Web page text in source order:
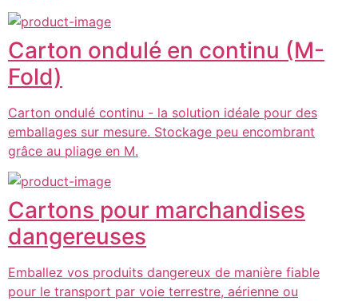
Carton ondulé en continu (M-
Fold)
Carton ondulé continu - la solution idéale pour des
emballages sur mesure. Stockage peu encombrant
grâce au pliage en M.
Cartons pour marchandises
dangereuses
Emballez vos produits dangereux de manière fiable
pour le transport par voie terrestre, aérienne ou